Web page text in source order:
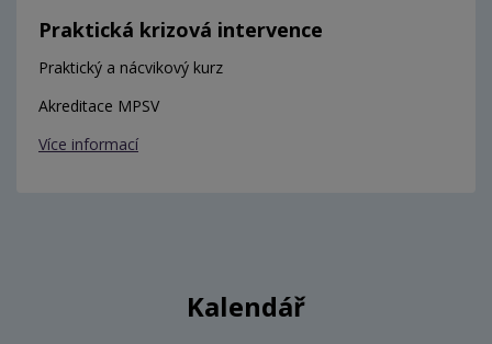
Praktická krizová intervence
Praktický a nácvikový kurz
Akreditace MPSV
Více informací
Kalendář